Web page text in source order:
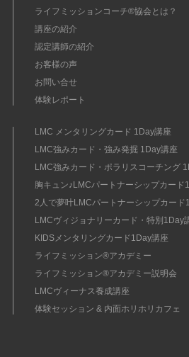
ライフミッションコーチ®協会とは？
講座の紹介
認定講師の紹介
お客様の声
お問い合せ
体験レポート
LMC メンタリングカード 1Day講座
LMC強みカード・強み発掘 1Day講座
LMC強みカード・ポラリスコーチング
胸キュン♪LMCパートナーシップカード
2人で夢叶LMCパートナーシップカード
LMCヴィジョナリーカード・特別1Day
KIDSメンタリングカード1Day講座
ライフミッション®︎アカデミー
ライフミッション®︎アカデミー説明会
LMCヴィーナス養成講座
体験セッション & 内面ホリホリカフェ